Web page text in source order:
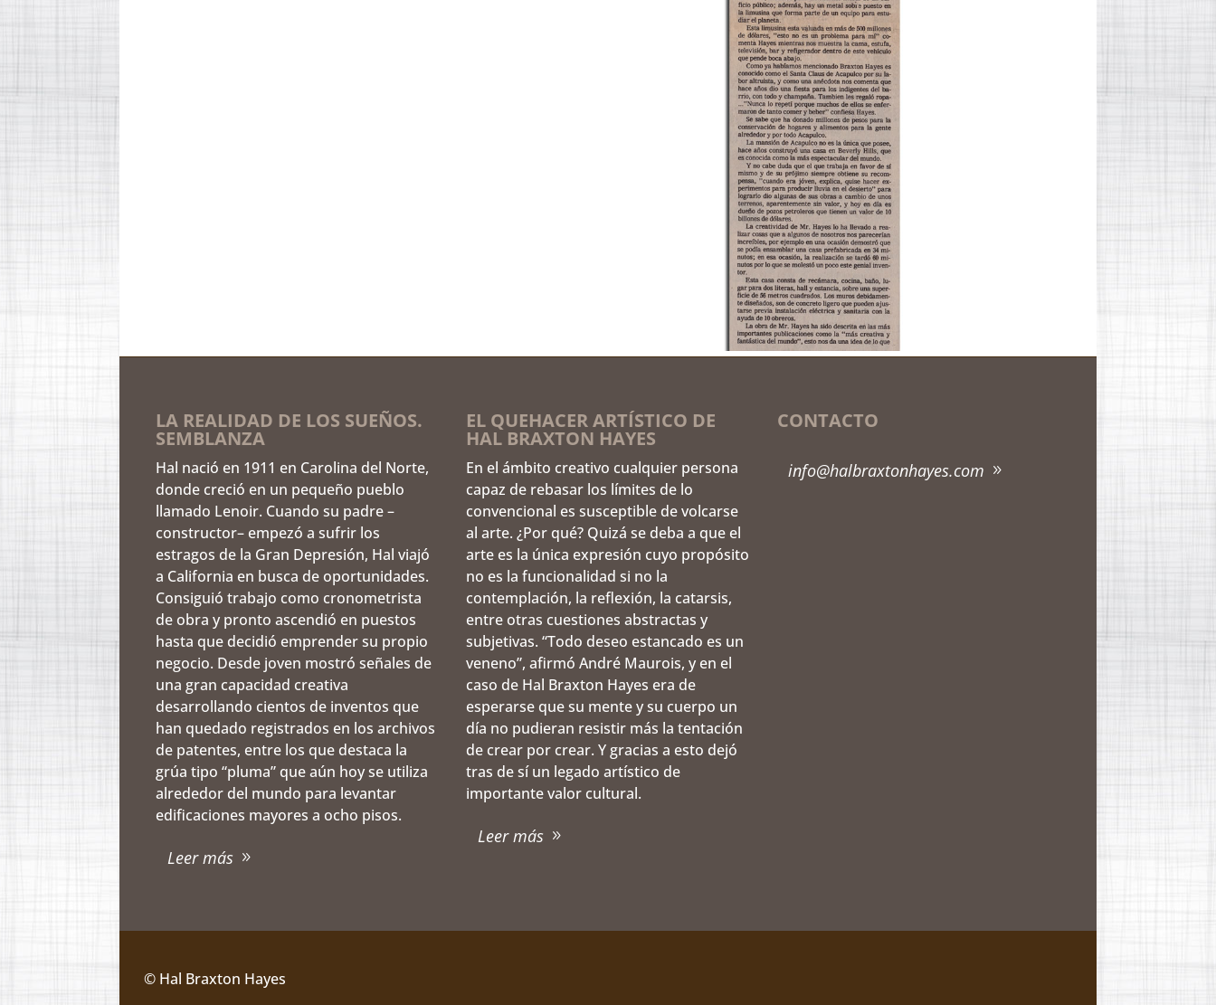
LA REALIDAD DE LOS SUEÑOS.
SEMBLANZA
Hal nació en 1911 en Carolina del Norte,
donde creció en un pequeño pueblo
llamado Lenoir. Cuando su padre –
constructor– empezó a sufrir los
estragos de la Gran Depresión, Hal viajó
a California en busca de oportunidades.
Consiguió trabajo como cronometrista
de obra y pronto ascendió en puestos
hasta que decidió emprender su propio
negocio. Desde joven mostró señales de
una gran capacidad creativa
desarrollando cientos de inventos que
han quedado registrados en los archivos
de patentes, entre los que destaca la
grúa tipo “pluma” que aún hoy se utiliza
alrededor del mundo para levantar
edificaciones mayores a ocho pisos.
Leer más
EL QUEHACER ARTÍSTICO DE
HAL BRAXTON HAYES
En el ámbito creativo cualquier persona
capaz de rebasar los límites de lo
convencional es susceptible de volcarse
al arte. ¿Por qué? Quizá se deba a que el
arte es la única expresión cuyo propósito
no es la funcionalidad si no la
contemplación, la reflexión, la catarsis,
entre otras cuestiones abstractas y
subjetivas. “Todo deseo estancado es un
veneno”, afirmó André Maurois, y en el
caso de Hal Braxton Hayes era de
esperarse que su mente y su cuerpo un
día no pudieran resistir más la tentación
de crear por crear. Y gracias a esto dejó
tras de sí un legado artístico de
importante valor cultural.
Leer más
CONTACTO
info@halbraxtonhayes.com
© Hal Braxton Hayes